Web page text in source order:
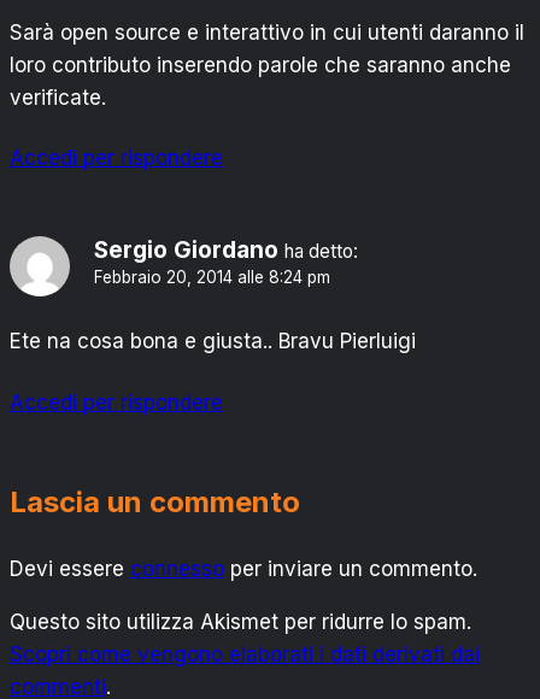
Sarà open source e interattivo in cui utenti daranno il
loro contributo inserendo parole che saranno anche
verificate.
Accedi per rispondere
Sergio Giordano ha detto:
Febbraio 20, 2014 alle 8:24 pm
Ete na cosa bona e giusta.. Bravu Pierluigi
Accedi per rispondere
Lascia un commento
Devi essere connesso per inviare un commento.
Questo sito utilizza Akismet per ridurre lo spam.
Scopri come vengono elaborati i dati derivati dai
commenti.